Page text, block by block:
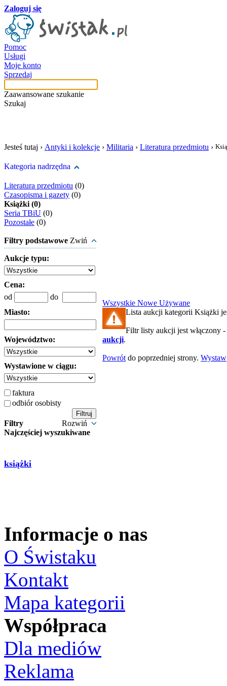
Zaloguj się
Pomoc
Usługi
Moje konto
Sprzedaj
Zaawansowane szukanie
Szukaj
Jesteś tutaj › Antyki i kolekcje › Militaria › Literatura przedmiotu ›
Kategoria nadrzędna
Literatura przedmiotu (0)
Czasopisma i gazety (0)
Książki (0)
Seria TBiU (0)
Pozostałe (0)
Filtry podstawowe Zwiń
Aukcje typu:
Cena:
od
do
Miasto:
Województwo:
Wystawione w ciągu:
faktura
odbiór osobisty
Filtry
Rozwiń
Najczęściej wyszukiwane
książki
Wszystkie Nowe Używane
Lista aukcji kategorii Książki
Filtr listy aukcji jest włączony -
aukcji.
Powrót do poprzedniej strony. Wystaw
Informacje o nas
O Świstaku
Kontakt
Mapa kategorii
Współpraca
Dla mediów
Reklama